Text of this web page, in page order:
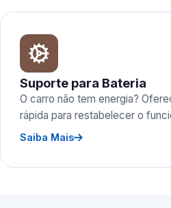
Suporte para Bateria
O carro não tem energia?
rápida para restabelecer o
Saiba Mais